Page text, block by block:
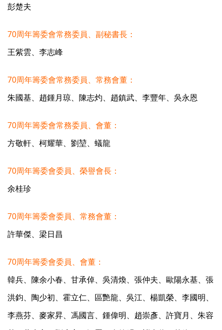
彭楚夫
70周年籌委會常務委員、副秘書長：
王紫雲、李志峰
70周年籌委會常務委員、常務會董：
朱國基、趙鍾月琼、陳志灼、趙鎮武、李豐年、吳永恩
70周年籌委會常務委員、會董：
方敬軒、柯耀華、劉堃、蟻龍
70周年籌委會委員、榮譽會長：
余桂珍
70周年籌委會委員、常務會董：
許華傑、梁日昌
70周年籌委會委員、會董：
韓兵、陳余小春、甘承倬、吳清煥、張仲夫、歐陽永基、張
洪鈞、陶少初、霍立仁、區艷龍、吳江、楊凱榮、李國明、
李燕芬、麥家昇、馮國言、鍾偉明、趙崇彥、許寶月、朱容